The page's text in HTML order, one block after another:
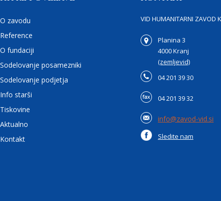
O zavodu
Reference
O fundaciji
Sodelovanje posamezniki
Sodelovanje podjetja
Info starši
Tiskovine
Aktualno
Kontakt
VID HUMANITARNI ZAVOD
Planina 3
4000 Kranj
(zemljevid)
04 201 39 30
04 201 39 32
info@zavod-vid.si
Sledite nam